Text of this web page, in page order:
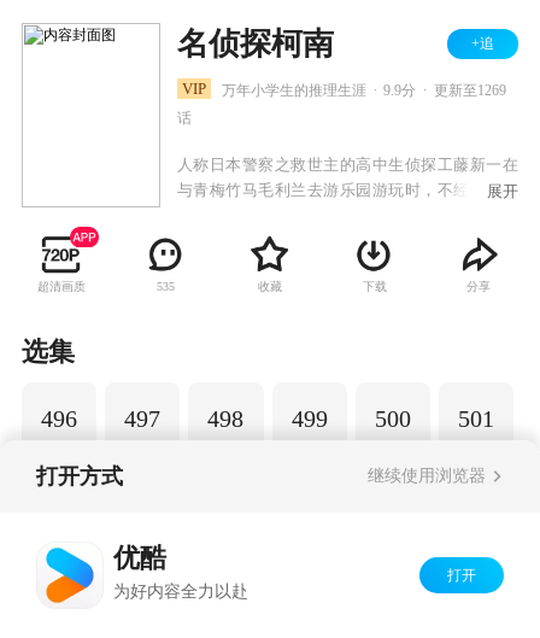
名侦探柯南 +追
VIP 万年小学生的推理生涯 9.9分
更新至1269
话
人称日本警察之救世主的高中生侦探工藤新一在
与青梅竹马毛利兰去游乐园游玩时，不经意中发
踪，并目睹了黑衣人正在进行可疑交易。不料，
却被另一名黑衣人在背后击晕，被强行灌下一种
名为APTX-4869的毒药，致使身体变小。为了在
侦探，柯南实在看不下去毛利小五郎经常做的一
展开
超清画质 535 收藏 下载 分享
选集
496 497 498 499 500 501
打开方式 继续使用浏览器
优酷
为好内容全力以赴
打开